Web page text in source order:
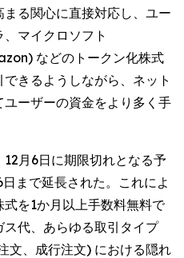
る関心に直接対応し、ユー
マイクロソフト
などのトークン化株式
きるようしながら、ネット
ーザーの資金をより多く手
月6日に期限切れとなる予
まで延長された。これによ
を1か月以上手数料無料で
代、あらゆる取引タイプ
文、成行注文) における隠れ